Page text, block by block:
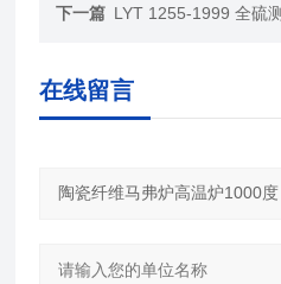
下一篇 LYT 1255-1999 全硫测定土壤普
在线留言